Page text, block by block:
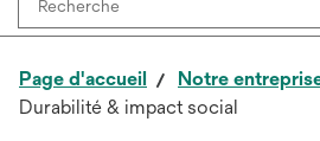
Page d'accueil
Notre
Durabilité & impact social